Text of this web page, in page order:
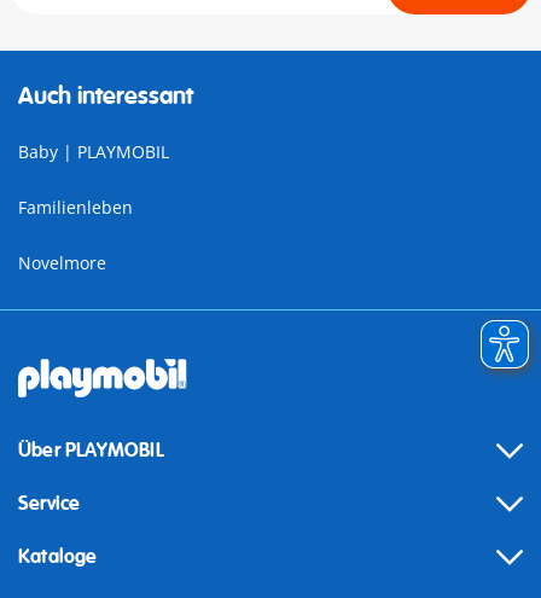
Auch interessant
Baby | PLAYMOBIL
Familienleben
Novelmore
Über PLAYMOBIL
Service
Kataloge